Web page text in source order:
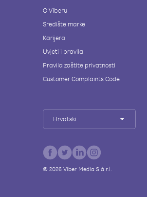
O Viberu
Središte marke
Karijera
Uvjeti i pravila
Pravila zaštite privatnosti
Customer Complaints Code
Hrvatski
© 2026Viber Media S.à r.l.